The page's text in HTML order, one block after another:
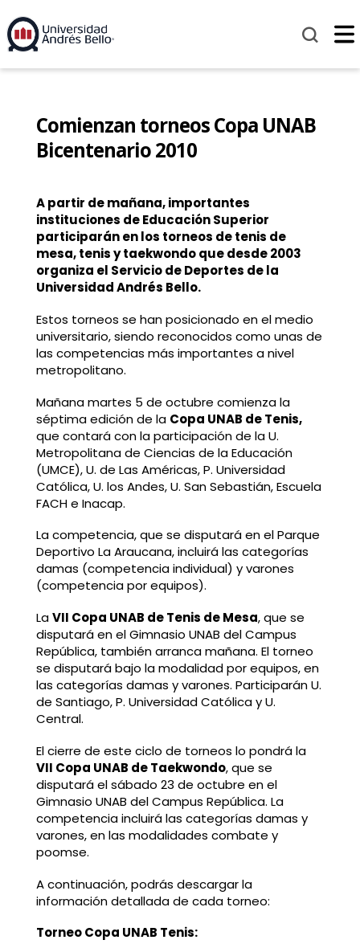
Comienzan torneos Copa UNAB
Bicentenario 2010
A partir de mañana, importantes
instituciones de Educación Superior
participarán en los torneos de tenis de
mesa, tenis y taekwondo que desde 2003
organiza el Servicio de Deportes de la
Universidad Andrés Bello.
Estos torneos se han posicionado en el medio
universitario, siendo reconocidos como unas de
las competencias más importantes a nivel
metropolitano.
Mañana martes 5 de octubre comienza la
séptima edición de la Copa UNAB de Tenis,
que contará con la participación de la U.
Metropolitana de Ciencias de la Educación
(UMCE), U. de Las Américas, P. Universidad
Católica, U. los Andes, U. San Sebastián, Escuela
FACH e Inacap.
La competencia, que se disputará en el Parque
Deportivo La Araucana, incluirá las categorías
damas (competencia individual) y varones
(competencia por equipos).
LaVII Copa UNAB de Tenis de Mesa, que se
disputará en el Gimnasio UNAB del Campus
República, también arranca mañana. El torneo
se disputará bajo la modalidad por equipos, en
las categorías damas y varones. Participarán U.
de Santiago, P. Universidad Católica y U.
Central.
El cierre de este ciclo de torneos lo pondrá la
VII Copa UNAB de Taekwondo, que se
disputará el sábado 23 de octubre en el
Gimnasio UNAB del Campus República. La
competencia incluirá las categorías damas y
varones, en las modalidades combate y
poomse.
A continuación, podrás descargar la
información detallada de cada torneo:
Torneo Copa UNAB Tenis: